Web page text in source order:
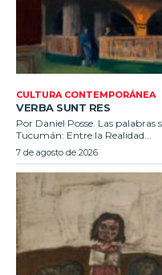
CULTURA CONTEMPORÁNEA
VERBA SUNT RES
Por Daniel Posse. Las palabras
Tucumán: Entre la Realidad...
7 de agosto de 2026